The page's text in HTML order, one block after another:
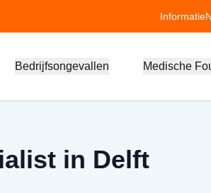
Informatie
Bedrijfsongevallen Medische
in Delft